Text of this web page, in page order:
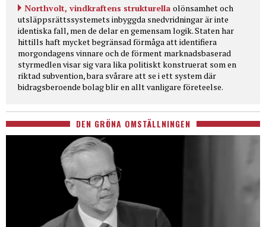
Northvolt, vindkraftens strukturella olönsamhet och
utsläppsrättssystemets inbyggda snedvridningar är inte
identiska fall, men de delar en gemensam logik. Staten har
hittills haft mycket begränsad förmåga att identifiera
morgondagens vinnare och de förment marknadsbaserad
styrmedlen visar sig vara lika politiskt konstruerat som en
riktad subvention, bara svårare att se i ett system där
bidragsberoende bolag blir en allt vanligare företeelse.
DEN GRÖNA OMSTÄLLNINGEN